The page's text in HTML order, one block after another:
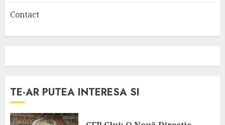
Contact
TE-AR PUTEA INTERESA SI